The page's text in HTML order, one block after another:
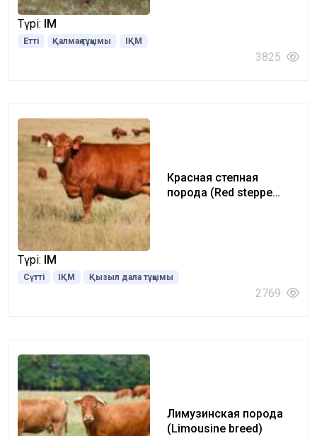
Түрі: ІҚМ
Етті Қалмақ тұқымы ІҚМ
3825
Красная степная
порода (Red steppe
Түрі: ІҚМ
Сүтті ІҚМ Қызыл дала тұқымы
2769
Лимузинская порода
(Limousine breed)